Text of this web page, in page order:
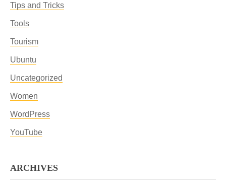
Tips and Tricks
Tools
Tourism
Ubuntu
Uncategorized
Women
WordPress
YouTube
ARCHIVES